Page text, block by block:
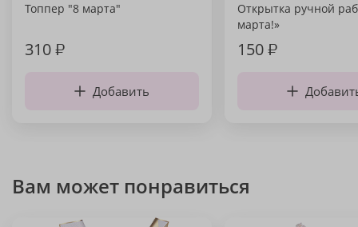
Топпер "8 марта"
310₽
Добавить
Открытка ручной
марта!»
150₽
Вам может понравиться